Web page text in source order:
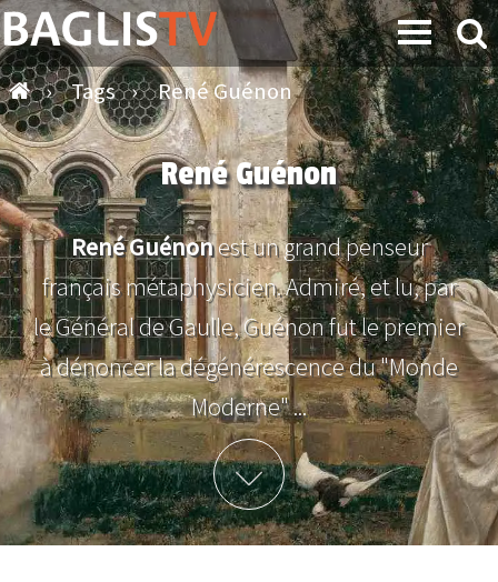
› Tags › René Guénon
René Guénon
René Guénonest un grand penseur
français métaphysicien. Admiré, et lu, par
le Général de Gaulle, Guénon fut le premier
à dénoncer la dégénérescence du "Monde
Moderne" ...
Plus d'info